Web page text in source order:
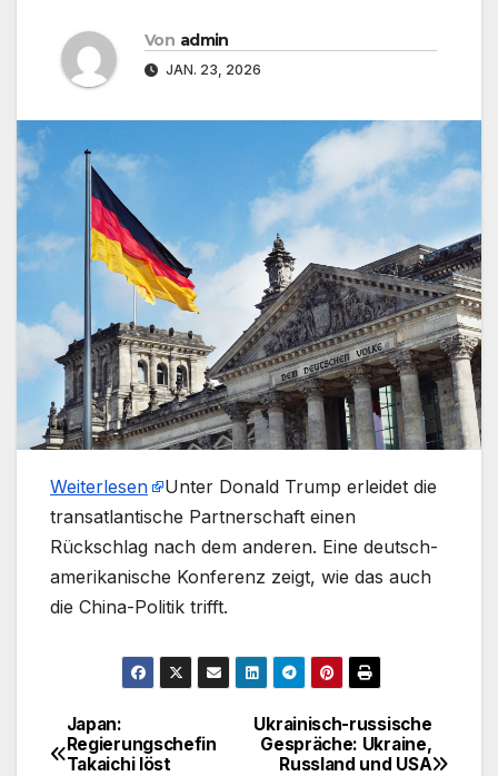
Von admin
JAN. 23, 2026
Weiterlesen
​Unter Donald Trump erleidet die
transatlantische Partnerschaft einen
Rückschlag nach dem anderen. Eine deutsch-
amerikanische Konferenz zeigt, wie das auch
die China-Politik trifft.
Beitragsnavigation
Ukrainisch-russische
Gespräche: Ukraine,
Russland und USA
Japan:
Regierungschefin
Takaichi löst